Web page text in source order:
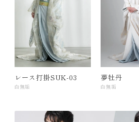
レース打掛SUK-03
白無垢
夢牡丹
白無垢